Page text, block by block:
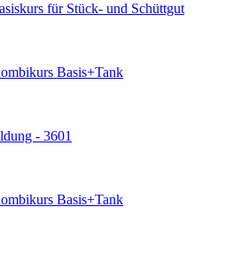
für Stück- und Schüttgut
Basis+Tank
- 3601
Basis+Tank